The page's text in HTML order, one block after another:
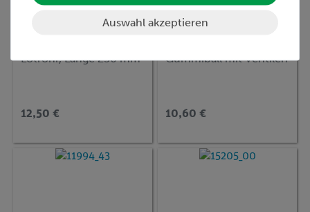
Lötrohr, Länge 250 mm
12,50 €
Gummiball mit Ventilen
10,60 €
Auswahl akzeptieren